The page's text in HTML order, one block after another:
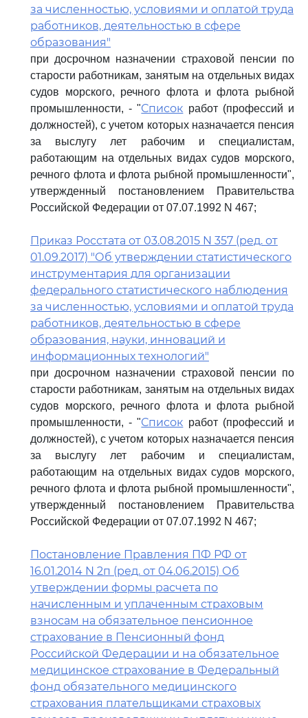
за численностью, условиями и оплатой труда
работников, деятельностью в сфере
образования"
при досрочном назначении страховой пенсии по
старости работникам, занятым на отдельных видах
судов морского, речного флота и флота рыбной
промышленности, - "Список работ (профессий и
должностей), с учетом которых назначается пенсия
за выслугу лет рабочим и специалистам,
работающим на отдельных видах судов морского,
речного флота и флота рыбной промышленности",
утвержденный постановлением Правительства
Российской Федерации от 07.07.1992 N 467;
Приказ Росстата от 03.08.2015 N 357 (ред. от
01.09.2017) "Об утверждении статистического
инструментария для организации
федерального статистического наблюдения
за численностью, условиями и оплатой труда
работников, деятельностью в сфере
образования, науки, инноваций и
информационных технологий"
при досрочном назначении страховой пенсии по
старости работникам, занятым на отдельных видах
судов морского, речного флота и флота рыбной
промышленности, - "Список работ (профессий и
должностей), с учетом которых назначается пенсия
за выслугу лет рабочим и специалистам,
работающим на отдельных видах судов морского,
речного флота и флота рыбной промышленности",
утвержденный постановлением Правительства
Российской Федерации от 07.07.1992 N 467;
Постановление Правления ПФ РФ от
16.01.2014 N 2п (ред. от 04.06.2015) Об
утверждении формы расчета по
начисленным и уплаченным страховым
взносам на обязательное пенсионное
страхование в Пенсионный фонд
Российской Федерации и на обязательное
медицинское страхование в Федеральный
фонд обязательного медицинского
страхования плательщиками страховых